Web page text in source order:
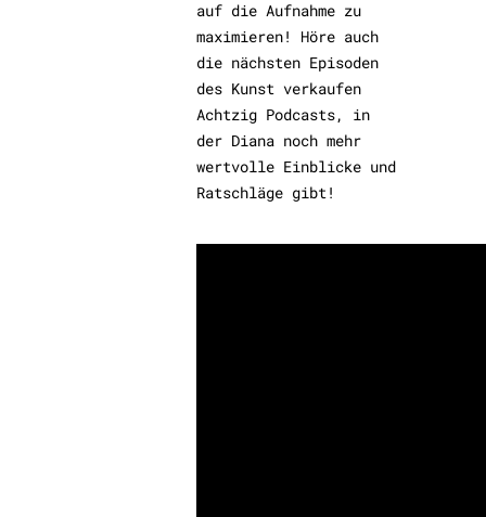
auf die Aufnahme zu
maximieren! Höre auch
die nächsten Episoden
des Kunst verkaufen
Achtzig Podcasts, in
der Diana noch mehr
wertvolle Einblicke und
Ratschläge gibt!